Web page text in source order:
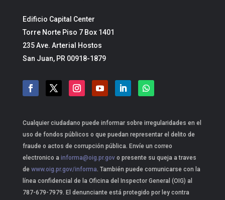
Edificio Capital Center
Torre Norte Piso 7 Box 1401
235 Ave. Arterial Hostos
San Juan, PR 00918-1879
Cualquier ciudadano puede informar sobre irregularidades en el
uso de fondos públicos o que puedan representar el delito de
fraude o actos de corrupción pública. Envíe un correo
electronico a informa@oig.pr.govo presente su queja a traves
dewww.oig.pr.gov/informa. También puede comunicarse con la
línea confidencial de la Oficina del Inspector General (OIG) al
787-679-7979. El denunciante está protegido por ley contra